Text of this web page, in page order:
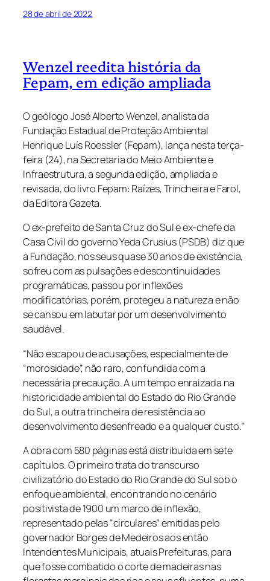
28 de abril de 2022
Wenzel reedita história da
Fepam, em edição ampliada
O geólogoJosé AlbertoWenzel, analista da
Fundação Estadual de Proteção Ambiental
Henrique LuísRoessler (Fepam), lança nesta terça-
feira (24), na Secretaria do Meio Ambiente e
Infraestrutura,a segunda edição,ampliada e
revisada, dolivro Fepam: Raízes,Trincheira eFarol,
daEditora Gazeta.
O ex-prefeito de Santa Cruz do Sul e ex-chefe da
Casa Civil do governo Yeda Crusius (PSDB) dizque
a Fundação,nos seusquase 30 anos de existência,
sofreu com as pulsações e descontinuidades
programáticas, passou por inflexões
modificatórias, porém, protegeu a natureza e não
se cansou em labutar por um desenvolvimento
saudável.
“Não escapou de acusações, especialmente de
“morosidade”, não raro, confundida com a
necessária precaução.Aum tempo enraizada na
historicidade ambiental do Estado do Rio Grande
do Sul, a outra trincheira de resistência ao
desenvolvimentodesenfreado e a qualquer custo.”
A obra com 580 páginas está distribuídaem sete
capítulos. O primeiro trata do transcurso
civilizatório do Estado do Rio Grande do Sul sob o
enfoque ambiental, encontrando no cenário
positivista de 1900 um marco de inflexão,
representado pelas “circulares” emitidas pelo
governador Borges de Medeiros aos então
Intendentes Municipais, atuais Prefeituras, para
que fosse combatido o corte de madeiras nas